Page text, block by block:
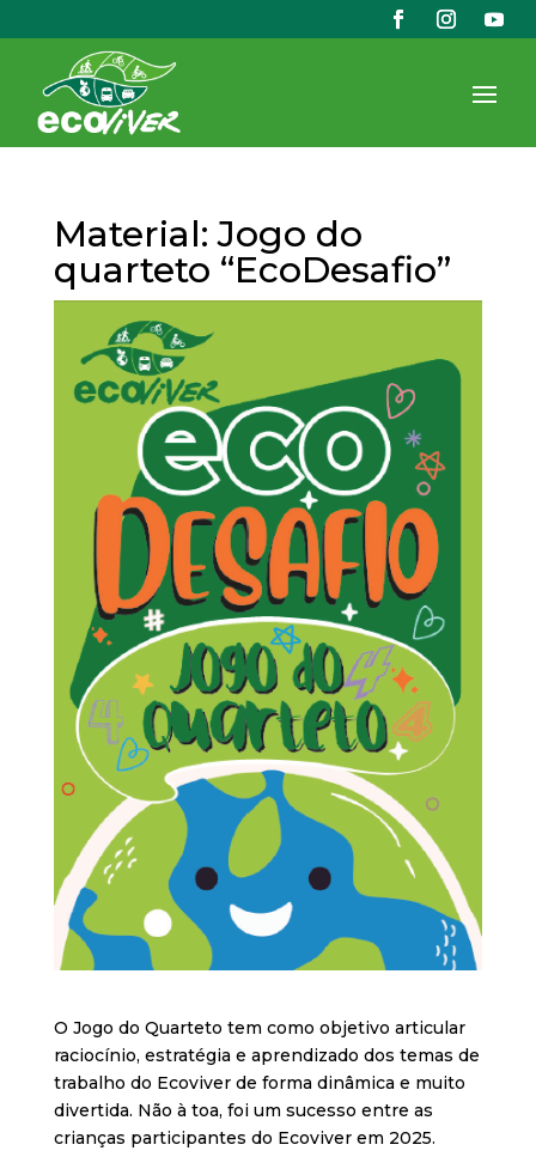
Material: Jogo do
quarteto “EcoDesafio”
O Jogo do Quarteto tem como objetivo articular
raciocínio, estratégia e aprendizado dos temas de
trabalho do Ecoviver de forma dinâmica e muito
divertida. Não à toa, foi um sucesso entre as
crianças participantes do Ecoviver em 2025.